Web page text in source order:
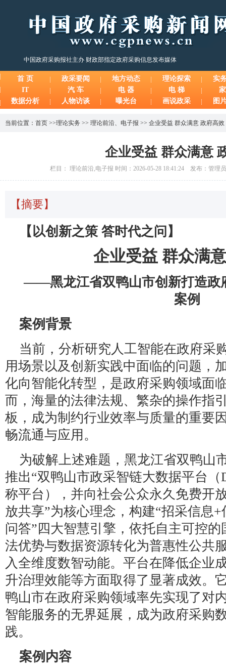
中国政府采购报社主办 财政部指定政府采购信息发布媒体
首 页 政采要闻 地方动态 理论探索
实
IT
汽 车 电 器 电 梯
数据分析
人物访谈 曝光台 画说政采 图
当前位置： 首页 >>理论实务 >> 理论前沿、 电子报 >> 企业受益 群众满意 政府高效
企业受益 群众满意
栏目： 理论前沿,电子报 时间：2026-05-28 18:41:24 发布：管理
【摘要】
【以创新之策 答时代之问】
企业受益 群众满
——黑龙江省双鸭山市创新打造政
案例
案例背景
当前，分析研究人工智能在政府采
用场景以及创新实践中面临的问题，
化向智能化转型，是政府采购领域面
而，海量的法律法规、繁杂的操作指
板，成为制约行业效率与质量的重要
畅流通与应用。
为破解上述难题，黑龙江省双鸭山
推出“双鸭山市政采智链大数据平台（
称平台），并向社会公众永久免费开
放共享”为核心理念，构建“招采信息
问答”四大智慧引擎，依托自主可控
法优势与数据资源转化为普惠性公共
入全维度数智动能。平台在降低企业
升治理效能等方面取得了显著成效。
鸭山市在政府采购领域率先实现了对
智能服务的无界延展，成为政府采购
践。
案例内容